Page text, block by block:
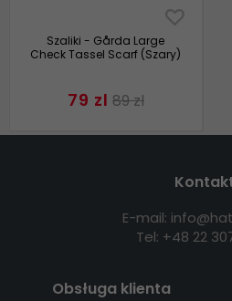
Szaliki - Gårda Large
Check Tassel Scarf (Szary)
79 zl 89 zl
E-mail:
Tel: +48 22
Obsługa klienta